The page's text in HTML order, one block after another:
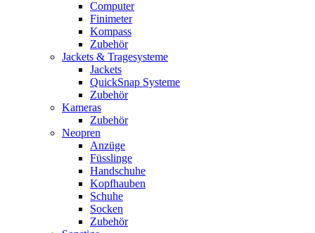
Computer
Finimeter
Kompass
Zubehör
Jackets & Tragesysteme
Jackets
QuickSnap Systeme
Zubehör
Kameras
Zubehör
Neopren
Anzüge
Füsslinge
Handschuhe
Kopfhauben
Schuhe
Socken
Zubehör